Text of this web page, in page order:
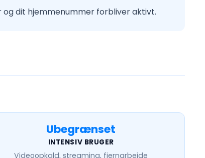
og dit hjemmenummer forbliver aktivt.
Ubegrænset
INTENSIV BRUGER
Videoopkald, streaming, fjernarbejde